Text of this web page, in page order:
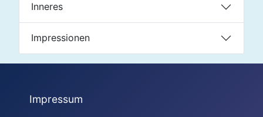
Inneres
Impressionen
Impressum